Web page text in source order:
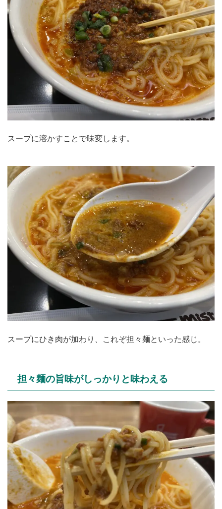
スープに溶かすことで味変します。
スープにひき肉が加わり、これぞ担々麺といった感じ。
担々麺の旨味がしっかりと味わえる